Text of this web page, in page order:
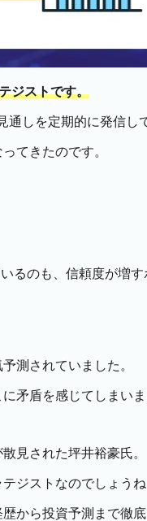
ジストです。
しを定期的に発信し
てきたのです。
るのも、信頼度が増す
測されていました。
矛盾を感じてしまいま
見された坪井裕豪氏。
ジストなのでしょうね
から投資予測まで徹